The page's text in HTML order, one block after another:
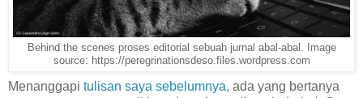
Behind the scenes proses editorial sebuah jurnal abal-abal. Image
source: https://peregrinationsdeso.files.wordpress.com
Menanggapi tulisan saya sebelumnya, ada yang bertanya